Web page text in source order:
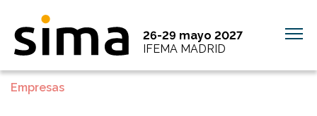
26-29 mayo 2027
IFEMA MADRID
Empresas